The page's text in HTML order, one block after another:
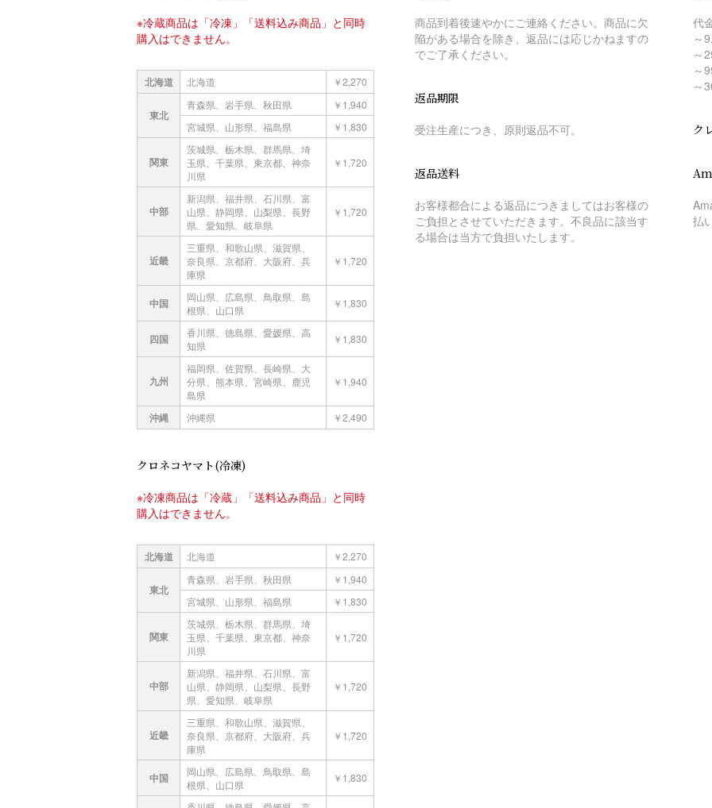
※冷蔵商品は「冷凍」「送料込み商品」と同時
購入はできません。
北海道 北海道 ￥2,270
東北
青森県、岩手県、秋田県
￥1,940
宮城県、山形県、福島県
￥1,830
関東
茨城県、栃木県、群馬県、埼
玉県、千葉県、東京都、神奈
川県
￥1,720
中部
新潟県、福井県、石川県、富
山県、静岡県、山梨県、長野
県、愛知県、岐阜県
￥1,720
近畿
三重県、和歌山県、滋賀県、
奈良県、京都府、大阪府、兵
庫県
￥1,720
中国
岡山県、広島県、鳥取県、島
根県、山口県
￥1,830
四国
香川県、徳島県、愛媛県、高
知県
￥1,830
九州
福岡県、佐賀県、長崎県、大
分県、熊本県、宮崎県、鹿児
島県
￥1,940
沖縄 沖縄県 ￥2,490
クロネコヤマト(冷凍)
※冷凍商品は「冷蔵」「送料込み商品」と同時
購入はできません。
北海道 北海道 ￥2,270
東北
青森県、岩手県、秋田県
￥1,940
宮城県、山形県、福島県
￥1,830
関東
茨城県、栃木県、群馬県、埼
玉県、千葉県、東京都、神奈
川県
￥1,720
中部
新潟県、福井県、石川県、富
山県、静岡県、山梨県、長野
県、愛知県、岐阜県
￥1,720
近畿
三重県、和歌山県、滋賀県、
奈良県、京都府、大阪府、兵
庫県
￥1,720
中国
岡山県、広島県、鳥取県、島
根県、山口県
￥1,830
商品到着後速やかにご連絡ください。商品に欠
陥がある場合を除き、返品には応じかねますの
でご了承ください。
返品期限
受注生産につき、原則返品不可。
返品送料
お客様都合による返品につきましてはお客様の
ご負担とさせていただきます。不良品に該当す
る場合は当方で負担いたします。
代
～
～
～
～
ク
払